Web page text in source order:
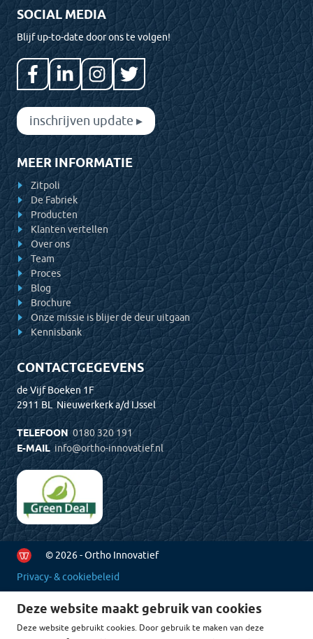
SOCIAL MEDIA
Blijf up-to-date door ons te volgen!
inschrijven update ▸
MEER INFORMATIE
Zitpoli
De Fabriek
Producten
Klanten vertellen
Over ons
Team
Proces
Blog
Brochure
Onze missie is blijer de deur uitgaan
Kennisbank
CONTACTGEGEVENS
de Vijf Boeken 1F
2911 BL Nieuwerkerk a/d IJssel
TELEFOON 0180 320 191
E-MAIL info@ortho-innovatief.nl
© 2026 - Ortho Innovatief
Privacy- & cookiebeleid
Deze website maakt gebruik van cookies
Deze website gebruikt cookies. Door gebruik te maken van deze